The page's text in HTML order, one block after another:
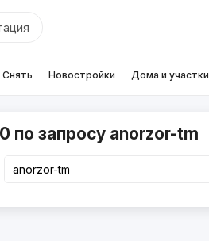
Снять Новостройки Дома и участки
по запросу anorzor-tm